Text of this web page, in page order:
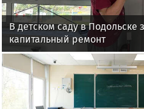
В детском саду в Подольске
капитальный ремонт